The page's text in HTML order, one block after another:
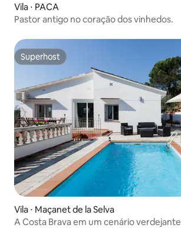
Vila ⋅ PACA
Pastor antigo no coração dos vinhedos.
Superhost
Superhost
Vila ⋅ Maçanet de la Selva
A Costa Brava em um cenário verdejante